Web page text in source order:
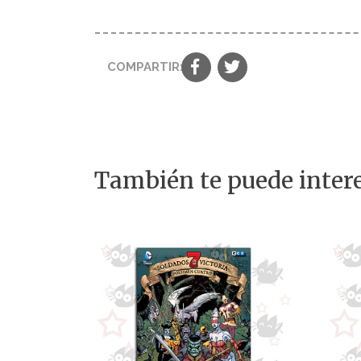
COMPARTIR:
También te puede